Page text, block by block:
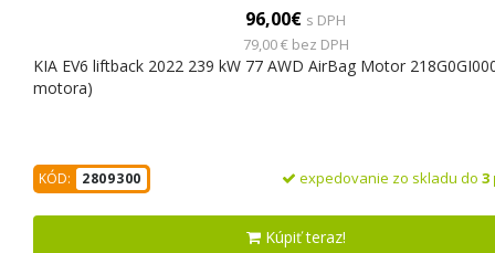
96,00€ s DPH
79,00 € bez DPH
KIA EV6 liftback 2022 239 kW 77 AWD AirBag Motor
motora)
KÓD: 2809300 expedovanie zo skladu do 3
Kúpiť teraz!